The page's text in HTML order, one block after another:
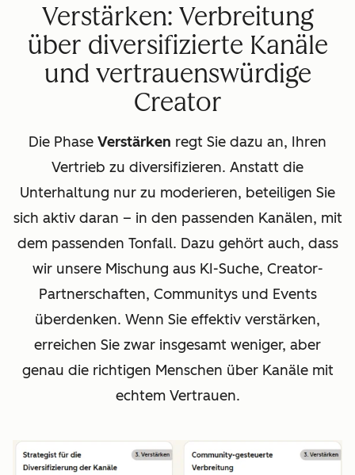
Verstärken: Verbreitung
über diversifizierte Kanäle
und vertrauenswürdige
Creator
Die Phase Verstärken regt Sie dazu an, Ihren
Vertrieb zu diversifizieren. Anstatt die
Unterhaltung nur zu moderieren, beteiligen Sie
sich aktiv daran – in den passenden Kanälen, mit
dem passenden Tonfall. Dazu gehört auch, dass
wir unsere Mischung aus KI-Suche, Creator-
Partnerschaften, Communitys und Events
überdenken. Wenn Sie effektiv verstärken,
erreichen Sie zwar insgesamt weniger, aber
genau die richtigen Menschen über Kanäle mit
echtem Vertrauen.